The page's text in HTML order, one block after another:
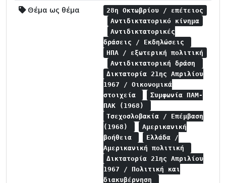
Θέμα ως θέμα
28η Οκτωβρίου / επέτειος
Αντιδικτατορικό κίνημα
Αντιδικτατορικές
δράσεις / Εκδηλώσεις
ΗΠΑ / εξωτερική πολιτική
Αντιδικτατορική δράση
Δικτατορία 21ης Απριλίου
1967 / Οικονομικά
στοιχεία
Συμφωνία ΠΑΜ-
ΠΑΚ (1968)
Τσεχοσλοβακία / Επέμβαση
(1968)
Αμερικανική
βοήθεια
Ελλάδα /
Αμερικανική πολιτική
Δικτατορία 21ης Απριλίου
1967 / Πολιτική και
διακυβέρνηση